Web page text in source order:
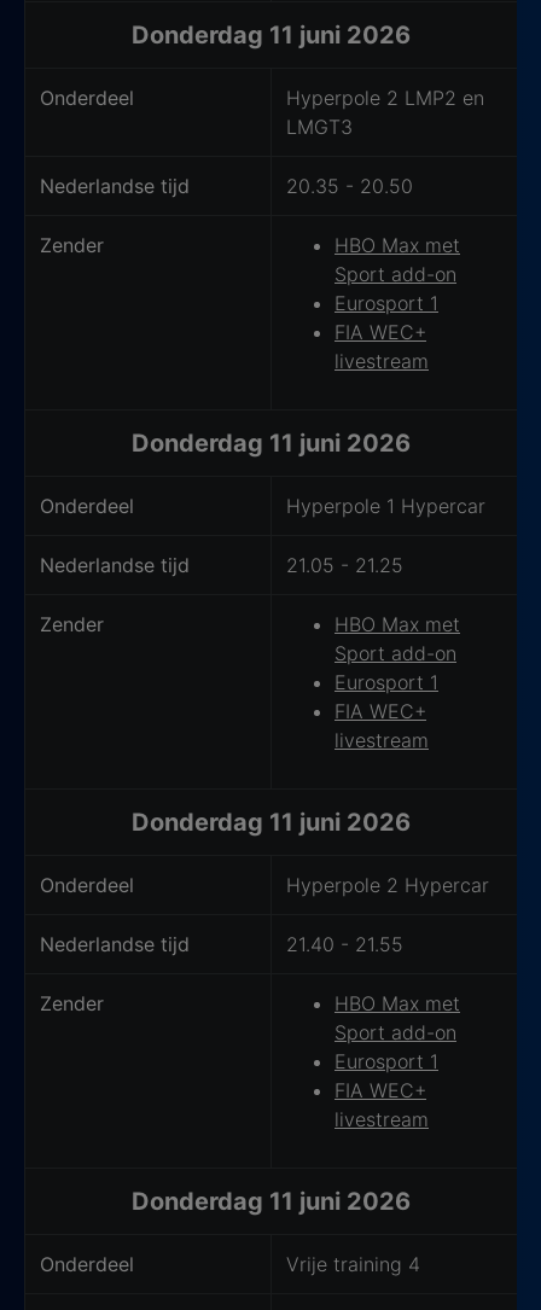
Donderdag 11 juni 2026
Onderdeel
Hyperpole 2 LMP2 en
LMGT3
Nederlandse tijd 20.35 - 20.50
Zender
HBO Max met
Sport add-on
Eurosport 1
FIA WEC+
livestream
Donderdag 11 juni 2026
Onderdeel Hyperpole 1 Hypercar
Nederlandse tijd 21.05 - 21.25
Zender
HBO Max met
Sport add-on
Eurosport 1
FIA WEC+
livestream
Donderdag 11 juni 2026
Onderdeel Hyperpole 2 Hypercar
Nederlandse tijd 21.40 - 21.55
Zender
HBO Max met
Sport add-on
Eurosport 1
FIA WEC+
livestream
Donderdag 11 juni 2026
Onderdeel Vrije training 4